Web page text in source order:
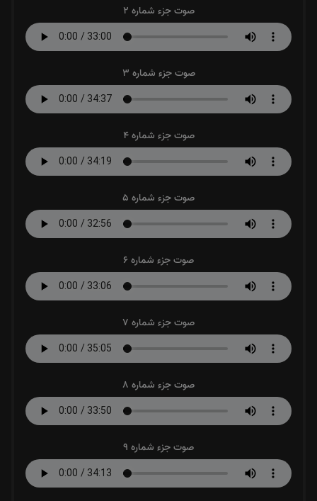
صوت جزء شماره 2
صوت جزء شماره 3
صوت جزء شماره 4
صوت جزء شماره 5
صوت جزء شماره 6
صوت جزء شماره 7
صوت جزء شماره 8
صوت جزء شماره 9